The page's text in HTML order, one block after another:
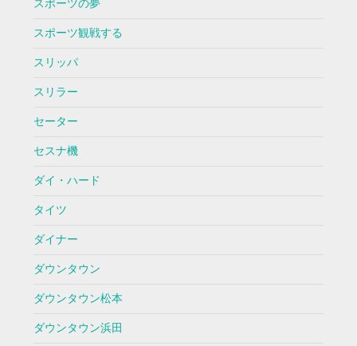
スポーツの夢
スポーツ観戦する
スリッパ
スリラー
セーター
セスナ機
ダイ・ハード
タイツ
ダイナー
ダウンタウン
ダウンタウン松本
ダウンタウン浜田